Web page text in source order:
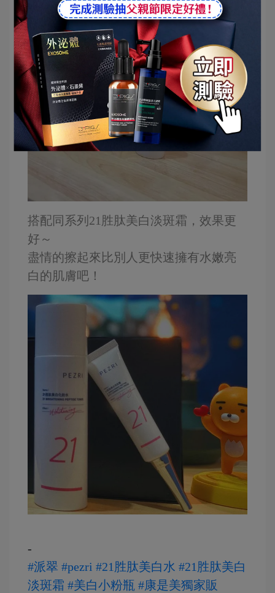
搭配同系列21胜肽美白淡斑霜，效果更
好～
盡情的擦起來比別人更快速擁有水嫩亮
白的肌膚吧！
-
#派翠 #pezri #21胜肽美白水 #21胜肽美白
淡斑霜 #美白小粉瓶 #康是美獨家販